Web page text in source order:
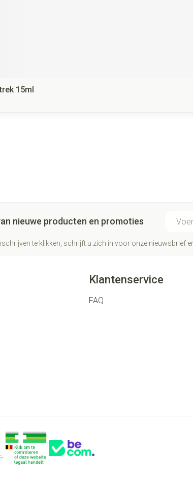
15ml
nieuwe producten en promoties
te klikken, schrijft u zich in voor onze nieuwsbrief
Klantenservice
FAQ